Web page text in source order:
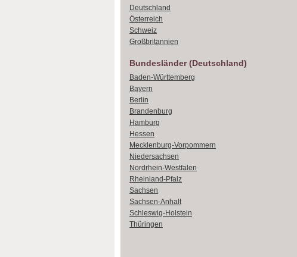
Deutschland
Österreich
Schweiz
Großbritannien
Bundesländer (Deutschland)
Baden-Württemberg
Bayern
Berlin
Brandenburg
Hamburg
Hessen
Mecklenburg-Vorpommern
Niedersachsen
Nordrhein-Westfalen
Rheinland-Pfalz
Sachsen
Sachsen-Anhalt
Schleswig-Holstein
Thüringen